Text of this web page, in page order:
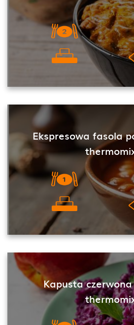
Ekspresowa fasola
Kapusta czerwona